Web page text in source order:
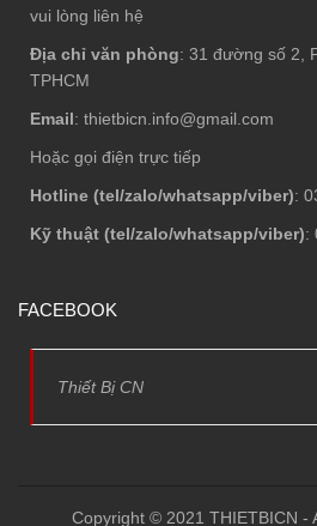
vui lòng liên hệ
Địa chỉ văn phòng: 31 đường số 2,
TPHCM
Email: thietbicn.info@gmail.com
Hoặc gọi điện trực tiếp
Hotline (tel/zalo/whatsapp/viber):
Kỹ thuật (tel/zalo/whatsapp/viber):
FACEBOOK
Thiết Bị CN
Copyright © 2021 THIETBICN -